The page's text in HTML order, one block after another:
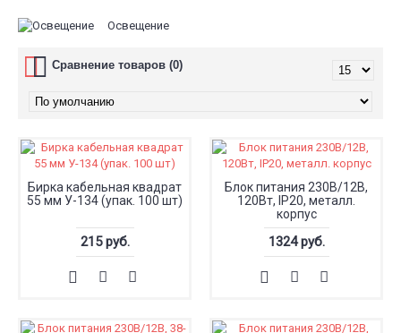
Освещение
Сравнение товаров (0)
Бирка кабельная квадрат
55 мм У-134 (упак. 100 шт)
215 руб.
Блок питания 230В/12В,
120Вт, IP20, металл.
корпус
1324 руб.